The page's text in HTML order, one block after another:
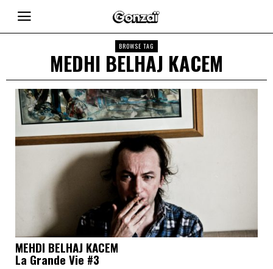
BROWSE TAG
MEDHI BELHAJ KACEM
MEHDI BELHAJ KACEM
La Grande Vie #3